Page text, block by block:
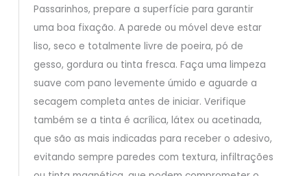
Passarinhos, prepare a superfície para garantir
uma boa fixação. A parede ou móvel deve estar
liso, seco e totalmente livre de poeira, pó de
gesso, gordura ou tinta fresca. Faça uma limpeza
suave com pano levemente úmido e aguarde a
secagem completa antes de iniciar. Verifique
também se a tinta é acrílica, látex ou acetinada,
que são as mais indicadas para receber o adesivo,
evitando sempre paredes com textura, infiltrações